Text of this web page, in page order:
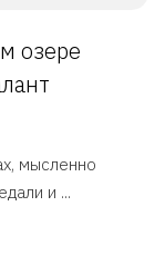
озере
мысленно
и ...